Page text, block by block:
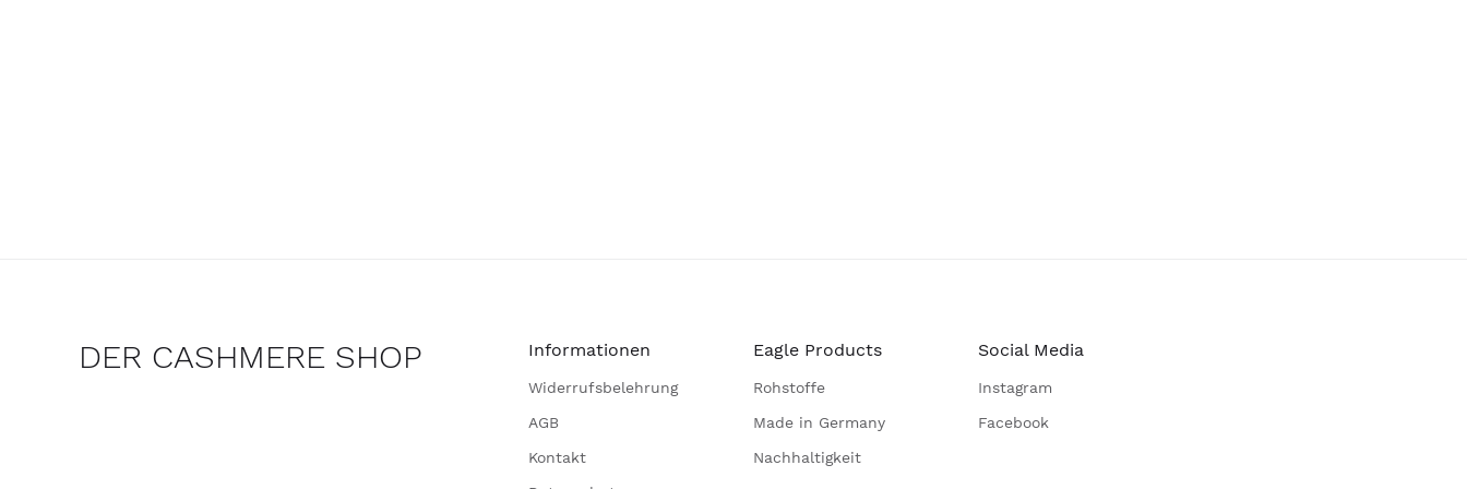
DER CASHMERE SHOP Informationen
Widerrufsbelehrung
AGB
Kontakt
Eagle Products
Rohstoffe
Made in Germany
Nachhaltigkeit
Social Media
Instagram
Facebook